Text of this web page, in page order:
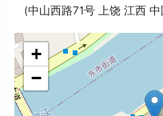
(中山西路71号 上饶 江西 中
+
−